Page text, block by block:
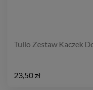
Tullo Zestaw Kaczek
23,50 zł